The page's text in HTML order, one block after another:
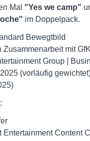
Mal "Yes we camp"
im Doppelpack.
Bewegtbild
mit
Group |
(vorläufig
Entertainment Content